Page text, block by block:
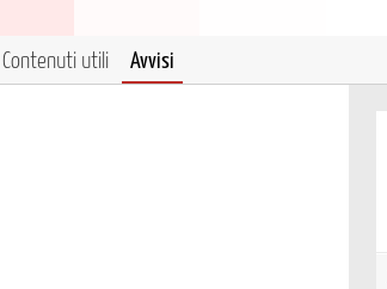
Contenuti utili Avvisi